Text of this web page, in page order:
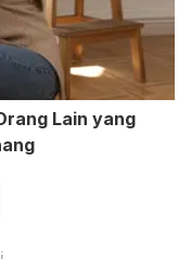
Lain yang